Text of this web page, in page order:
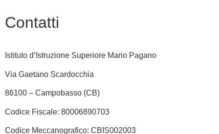
Contatti
Istituto d’Istruzione Superiore Mario Pagano
Via Gaetano Scardocchia
86100 – Campobasso (CB)
Codice Fiscale: 80006890703
Codice Meccanografico: CBIS002003